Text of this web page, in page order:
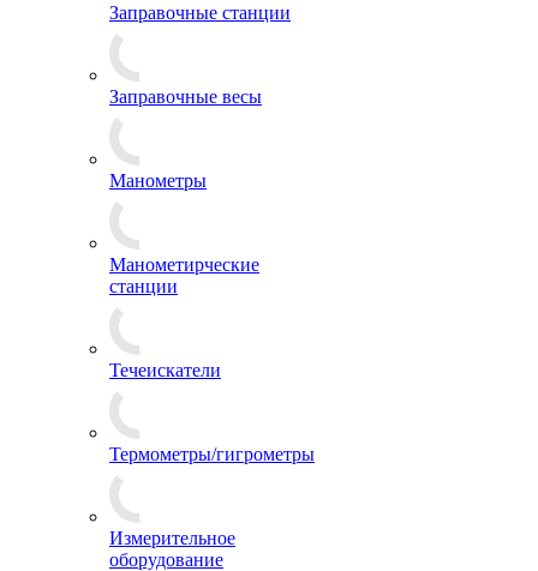
Заправочные станции
Заправочные весы
Манометры
Манометирческие
станции
Течеискатели
Термометры/гигрометры
Измерительное
оборудование